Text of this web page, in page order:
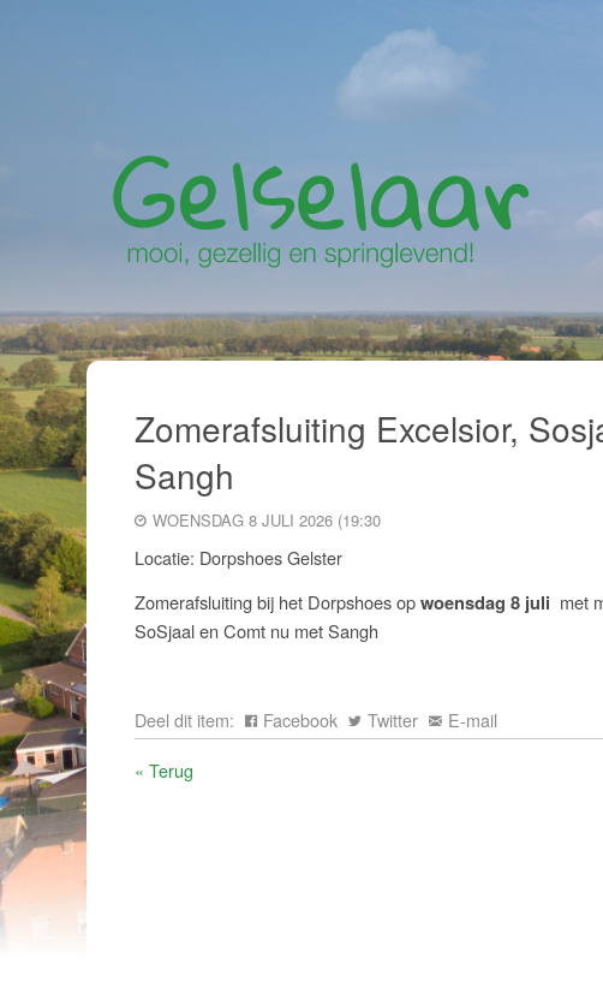
Zomerafsluiting Excelsior,
Sangh
WOENSDAG 8 JULI 2026 (19:30
Locatie: Dorpshoes Gelster
Zomerafsluiting bij het Dorpshoes opwoensdag 8 juli met
SoSjaal en Comt nu met Sangh
Deel dit item: Facebook Twitter
E-mail
« Terug